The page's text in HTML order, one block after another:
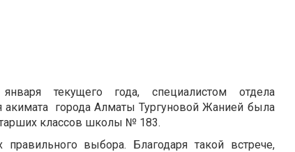
текущего года, специалистом отдела
акимата города Алматы Тургуновой Жанией была
классов школы № 183.
выбора. Благодаря такой встрече,